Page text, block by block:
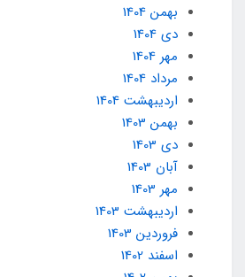
بهمن 1404
دی 1404
مهر 1404
مرداد 1404
ارديبهشت 1404
بهمن 1403
دی 1403
آبان 1403
مهر 1403
ارديبهشت 1403
فروردین 1403
اسفند 1402